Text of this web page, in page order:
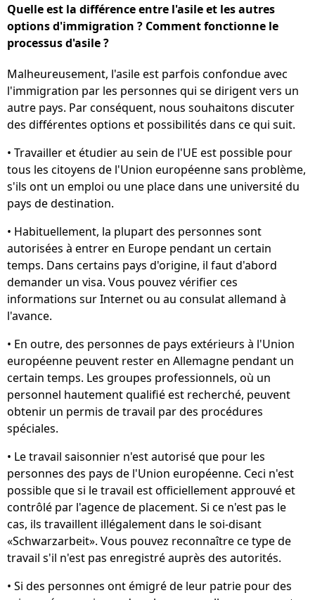
Quelle est la différence entre l'asile et les autres
options d'immigration ? Comment fonctionne le
processus d'asile ?
Malheureusement, l'asile est parfois confondue avec
l'immigration par les personnes qui se dirigent vers un
autre pays. Par conséquent, nous souhaitons discuter
des différentes options et possibilités dans ce qui suit.
• Travailler et étudier au sein de l'UE est possible pour
tous les citoyens de l'Union européenne sans problème,
s'ils ont un emploi ou une place dans une université du
pays de destination.
• Habituellement, la plupart des personnes sont
autorisées à entrer en Europe pendant un certain
temps. Dans certains pays d'origine, il faut d'abord
demander un visa. Vous pouvez vérifier ces
informations sur Internet ou au consulat allemand à
l'avance.
• En outre, des personnes de pays extérieurs à l'Union
européenne peuvent rester en Allemagne pendant un
certain temps. Les groupes professionnels, où un
personnel hautement qualifié est recherché, peuvent
obtenir un permis de travail par des procédures
spéciales.
• Le travail saisonnier n'est autorisé que pour les
personnes des pays de l'Union européenne. Ceci n'est
possible que si le travail est officiellement approuvé et
contrôlé par l'agence de placement. Si ce n'est pas le
cas, ils travaillent illégalement dans le soi-disant
«Schwarzarbeit». Vous pouvez reconnaître ce type de
travail s'il n'est pas enregistré auprès des autorités.
• Si des personnes ont émigré de leur patrie pour des